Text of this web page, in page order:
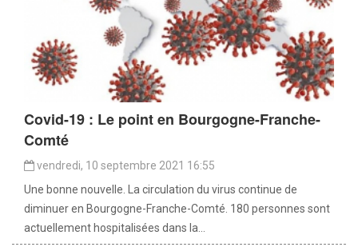
Covid-19 : Le point en Bourgogne-Franche-
Comté
vendredi, 10 septembre 2021 16:55
Une bonne nouvelle. La circulation du virus continue de
diminuer en Bourgogne-Franche-Comté. 180 personnes sont
actuellement hospitalisées dans la...